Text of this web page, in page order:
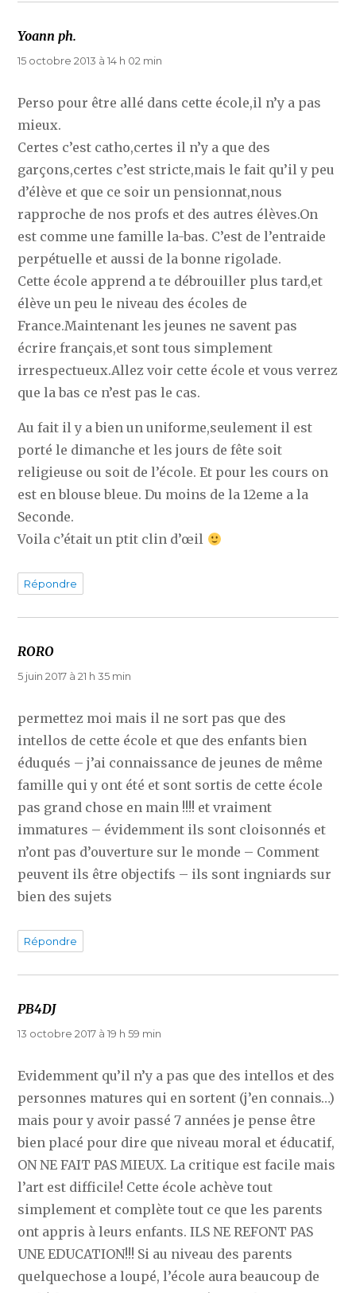
Yoann ph.
15 octobre 2013 à 14 h 02 min
Perso pour être allé dans cette école,il n’y a pas
mieux.
Certes c’est catho,certes il n’y a que des
garçons,certes c’est stricte,mais le fait qu’il y peu
d’élève et que ce soir un pensionnat,nous
rapproche de nos profs et des autres élèves.On
est comme une famille la-bas. C’est de l’entraide
perpétuelle et aussi de la bonne rigolade.
Cette école apprend a te débrouiller plus tard,et
élève un peu le niveau des écoles de
France.Maintenant les jeunes ne savent pas
écrire français,et sont tous simplement
irrespectueux.Allez voir cette école et vous verrez
que la bas ce n’est pas le cas.
Au fait il y a bien un uniforme,seulement il est
porté le dimanche et les jours de fête soit
religieuse ou soit de l’école. Et pour les cours on
est en blouse bleue. Du moins de la 12eme a la
Seconde.
Voila c’était un ptit clin d’œil
Répondre
RORO
5 juin 2017 à 21 h 35 min
permettez moi mais il ne sort pas que des
intellos de cette école et que des enfants bien
éduqués – j’ai connaissance de jeunes de même
famille qui y ont été et sont sortis de cette école
pas grand chose en main !!!! et vraiment
immatures – évidemment ils sont cloisonnés et
n’ont pas d’ouverture sur le monde – Comment
peuvent ils être objectifs – ils sont ingniards sur
bien des sujets
Répondre
PB4DJdit :
13 octobre 2017 à 19 h 59 min
Evidemment qu’il n’y a pas que des intellos et des
personnes matures qui en sortent (j’en connais…)
mais pour y avoir passé 7 années je pense être
bien placé pour dire que niveau moral et éducatif,
ON NE FAIT PAS MIEUX. La critique est facile mais
l’art est difficile! Cette école achève tout
simplement et complète tout ce que les parents
ont appris à leurs enfants. ILS NE REFONT PAS
UNE EDUCATION!!! Si au niveau des parents
quelquechose a loupé, l’école aura beaucoup de